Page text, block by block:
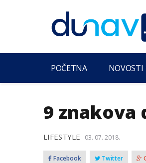
POČETNA NOVOSTI
9 znakova
LIFESTYLE 03. 07. 2018.
Facebook Twitter